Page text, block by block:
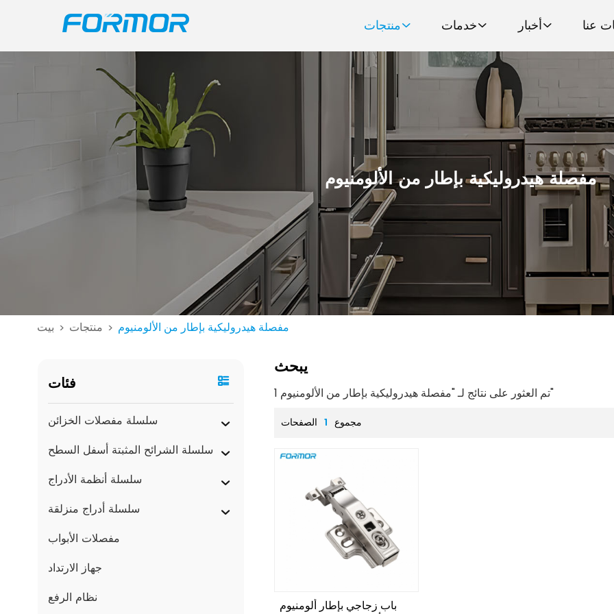
منتجات خدمات أخبار عنا
مفصلة هيدروليكية بإطار من الألومنيوم
بيت > منتجات > مفصلة هيدروليكية بإطار من الألومنيوم
فئات
سلسلة مفصلات الخزائن
سلسلة الشرائح المثبتة أسفل السطح
سلسلة أنظمة الأدراج
سلسلة أدراج منزلقة
مفصلات الأبواب
جهاز الارتداد
نظام الرفع
يبحث
1 تم العثور على نتائج لـ "مفصلة هيدروليكية بإطار من الألومنيوم"
مجموع 1 الصفحات
باب زجاجي بإطار ألومنيوم